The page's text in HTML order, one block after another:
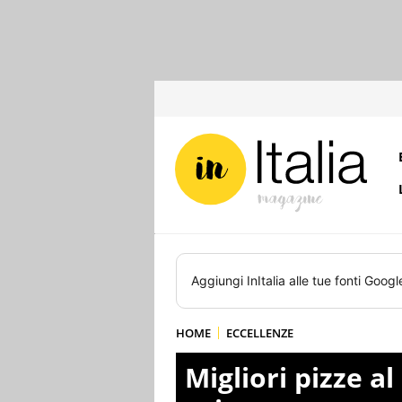
Aggiungi InItalia alle tue fonti
HOME ECCELLENZE
Migliori pizze al